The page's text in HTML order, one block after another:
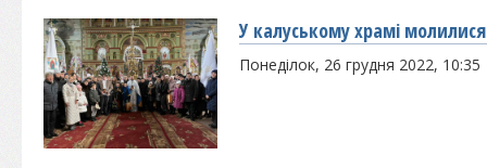
У калуському храмі
Понеділок, 26 грудня 2022, 10:35